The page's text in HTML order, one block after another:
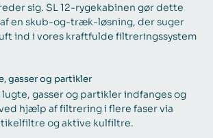
sig. SL 12-rygekabinen gør dette
en skub-og-træk-løsning, der suger
ind i vores kraftfulde filtreringssystem
gasser og partikler
gasser og partikler indfanges og
hjælp af filtrering i flere faser via
og aktive kulfiltre.